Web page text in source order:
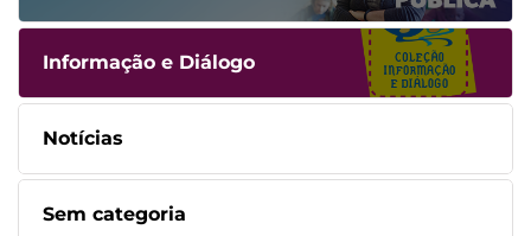
Informação e Diálogo
Notícias
Sem categoria